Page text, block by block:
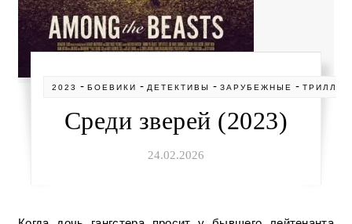
2023 -БОЕВИКИ - ДЕТЕКТИВЫ -ЗАРУБЕЖНЫЕ -
Среди зверей (2023)
24.02.2026